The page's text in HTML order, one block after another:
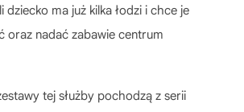
dziecko ma już kilka łodzi i chce je
oraz nadać zabawie centrum
tej służby pochodzą z serii